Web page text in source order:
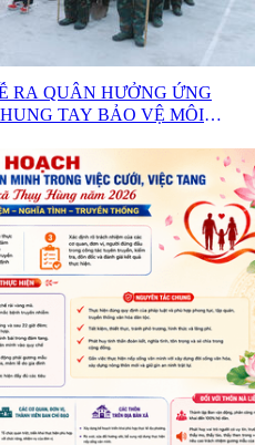
RA QUÂN HƯỞNG ỨNG
TAY BẢO VỆ MÔI